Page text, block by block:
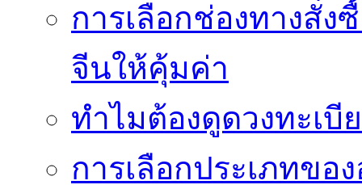
การเลือกช่องทางสั่ง
จีนให้คุ้มค่า
ทำไมต้องดูดวงทะเบี
การเลือกประเภทขอ